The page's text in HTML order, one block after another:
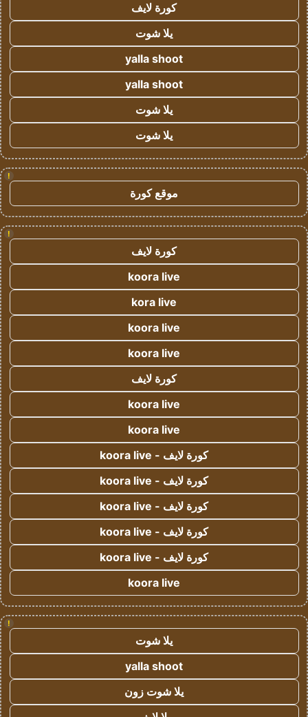
كورة لايف
يلا شوت
yalla shoot
yalla shoot
يلا شوت
يلا شوت
!
موقع كورة
!
كورة لايف
koora live
kora live
koora live
koora live
كورة لايف
koora live
koora live
كورة لايف - koora live
كورة لايف - koora live
كورة لايف - koora live
كورة لايف - koora live
كورة لايف - koora live
koora live
!
يلا شوت
yalla shoot
يلا شوت زون